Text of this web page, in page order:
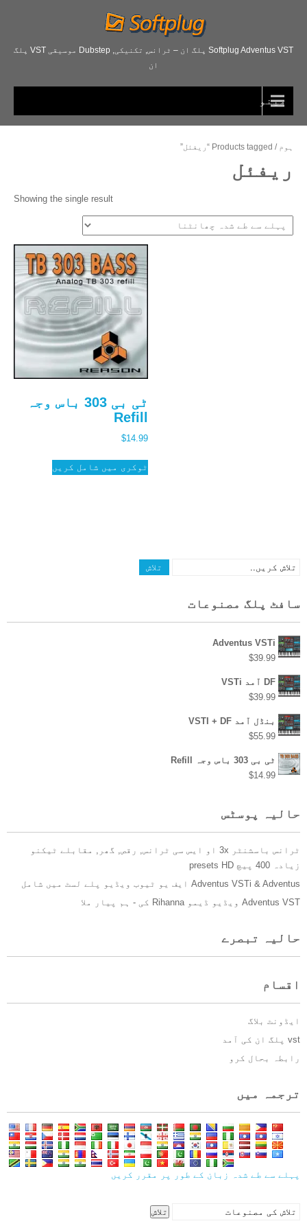
Softplug Adventus VST پلگ ان – ٹرانس, تکنیکی, Dubstep موسیقی VST پلگ
ان
مینو
ہوم /
Products tagged “ ریفئل”
ریفئل
Showing the single result
ٹی بی 303 باس وجہ
Refill
$14.99
ٹوکری میں شامل کریں
سافٹ پلگ مصنوعات
Adventus VSTi
$39.99
DF آمد VSTi
$39.99
بنڈل آمد VSTI + DF
$55.99
ٹی بی 303 باس وجہ Refill
$14.99
حالیہ پوسٹس
ٹرانس باسشنٹر 3x او ایس سی ٹرانس, رقص, گھر, مقابلے ٹیکنو
زیادہ 400 پیچ presets HD
Adventus VSTi & Adventus ایف یو ٹیوب ویڈیو پلے لسٹ میں شامل
Adventus VST ویڈیو ڈیمو Rihanna کی - ہم پیار ملا
حالیہ تبصرے
اقسام
ایڈونٹ بلاگ
vst پلگ ان کی آمد
رابطہ بحال کرو
ترجمہ میں
پہلے سے طے شدہ زبان کے طور پر مقرر کریں
کے
تلاش